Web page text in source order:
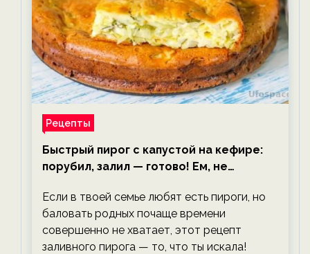
Рецепты
Быстрый пирог с капустой на кефире:
порубил, залил — готово! Ем, не
Если в твоей семье любят есть пироги, но
баловать родных почаще времени
совершенно не хватает, этот рецепт
заливного пирога — то, что ты искала!